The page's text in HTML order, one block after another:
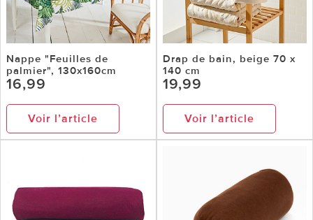
Nappe "Feuilles de
palmier", 130x160cm
16,99
Voir l’article
Drap de bain, beige 70 x
140 cm
19,99
Voir l’article